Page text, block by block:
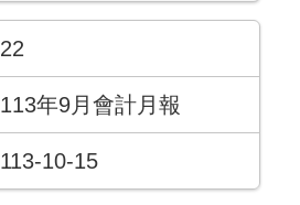
22
113年9月會計月報
113-10-15